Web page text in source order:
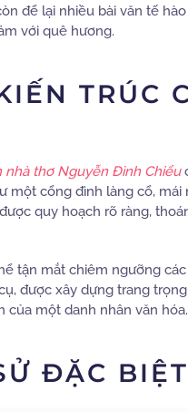
để lại nhiều bài văn tế
với quê hương.
TRÚC
nhà thơ Nguyễn Đình Chiểu
cổng đình làng cổ,
quy hoạch rõ ràng,
tận mắt chiêm ngưỡng
được xây dựng trang
của một danh nhân văn hóa.
ĐẶC BIỆT